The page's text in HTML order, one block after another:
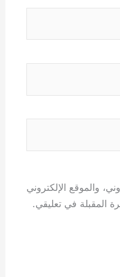
والموقع الإلكتروني
المقبلة في تعليقي.